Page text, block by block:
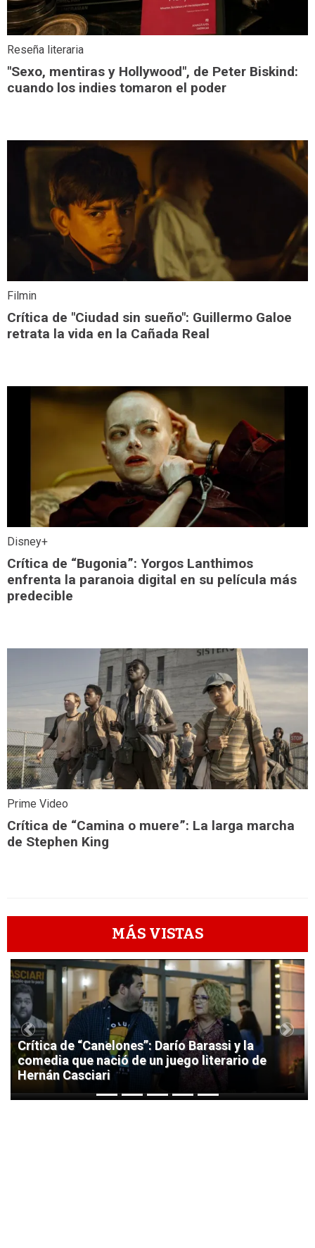
Reseña literaria
"Sexo, mentiras y Hollywood", de Peter Biskind:
cuando los indies tomaron el poder
Filmin
Crítica de "Ciudad sin sueño": Guillermo Galoe
retrata la vida en la Cañada Real
Disney+
Crítica de “Bugonia”: Yorgos Lanthimos
enfrenta la paranoia digital en su película más
predecible
Prime Video
Crítica de “Camina o muere”: La larga marcha
de Stephen King
MÁS VISTAS
1
Crítica de “Canelones”: Darío Barassi y la
comedia que nació de un juego literario de
Hernán Casciari
Previous Next